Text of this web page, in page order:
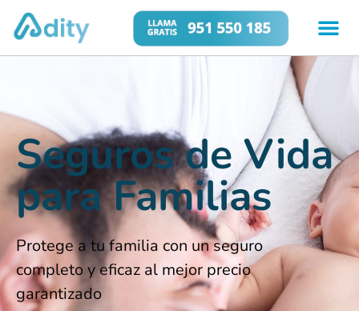
Seguros de Vida
para Familias
Protege a tu familia con un seguro
completo y eficaz al mejor precio
garantizado